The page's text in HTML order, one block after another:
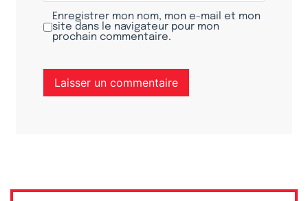
Enregistrer mon nom, mon e-mail et mon
site dans le navigateur pour mon
prochain commentaire.